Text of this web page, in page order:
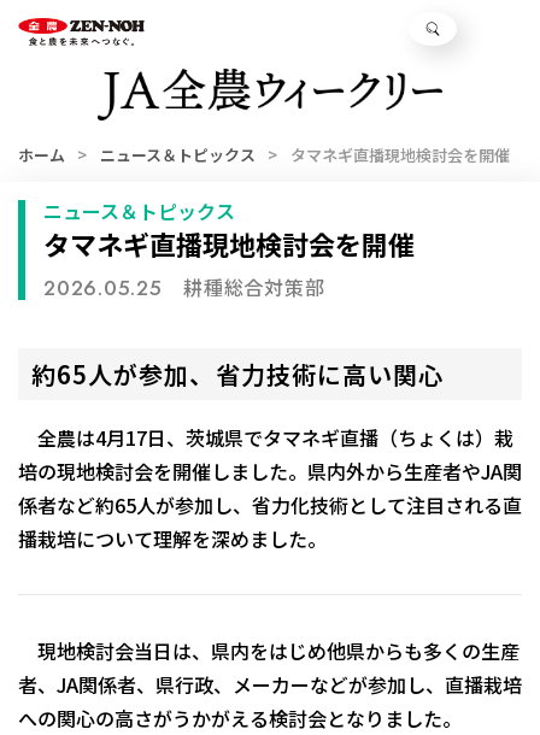
ホーム ニュース＆トピックス タマネギ直播現地検討会を開催
ニュース＆トピックス
タマネギ直播現地検討会を開催
2026.05.25 耕種総合対策部
約65人が参加、省力技術に高い関心
全農は4月17日、茨城県でタマネギ直播（ちょくは）栽
培の現地検討会を開催しました。県内外から生産者やJA関
係者など約65人が参加し、省力化技術として注目される直
播栽培について理解を深めました。
現地検討会当日は、県内をはじめ他県からも多くの生産
者、JA関係者、県行政、メーカーなどが参加し、直播栽培
への関心の高さがうかがえる検討会となりました。